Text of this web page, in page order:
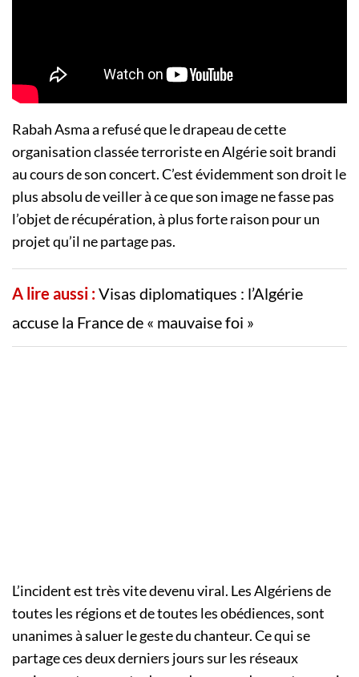
Rabah Asma a refusé que le drapeau de cette
organisation classée terroriste en Algérie soit brandi
au cours de son concert. C’est évidemment son droit le
plus absolu de veiller à ce que son image ne fasse pas
l’objet de récupération, à plus forte raison pour un
projet qu’il ne partage pas.
A lire aussi :Visas diplomatiques : l’Algérie
accuse la France de « mauvaise foi »
L’incident est très vite devenu viral. Les Algériens de
toutes les régions et de toutes les obédiences, sont
unanimes à saluer le geste du chanteur. Ce qui se
partage ces deux derniers jours sur les réseaux